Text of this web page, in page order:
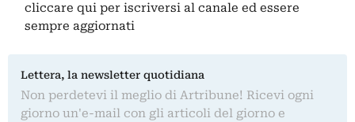
cliccare qui per iscriversi al canale ed essere
sempre aggiornati
Lettera, la newsletter quotidiana
Non perdetevi il meglio di Artribune! Ricevi ogni
giorno un'e-mail con gli articoli del giorno e